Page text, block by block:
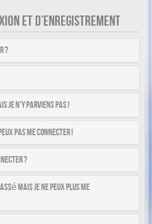
ET D’ENREGISTREMENT
?
je n’y parviens pas !
pas me connecter !
?
mais je ne peux plus me